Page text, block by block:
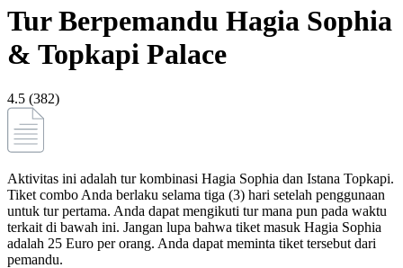
Tur Berpemandu Hagia Sophia
& Topkapi Palace
4.5 (382)
Aktivitas ini adalah tur kombinasi Hagia Sophia dan Istana Topkapi.
Tiket combo Anda berlaku selama tiga (3) hari setelah penggunaan
untuk tur pertama. Anda dapat mengikuti tur mana pun pada waktu
terkait di bawah ini. Jangan lupa bahwa tiket masuk Hagia Sophia
adalah 25 Euro per orang. Anda dapat meminta tiket tersebut dari
pemandu.